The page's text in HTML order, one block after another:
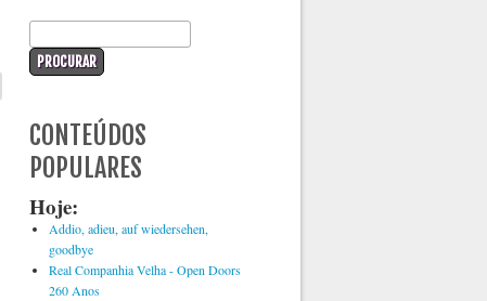
CONTEÚDOS
POPULARES
Hoje:
Addio, adieu, auf wiedersehen,
goodbye
Real Companhia Velha - Open Doors
260 Anos